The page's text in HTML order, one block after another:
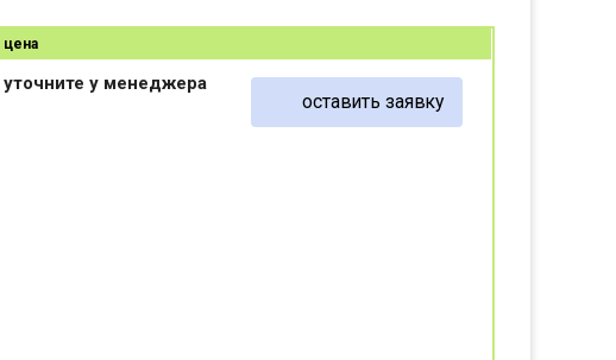
цена
уточните у менеджера
оставить заявку